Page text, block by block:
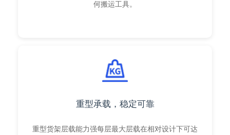
何搬运工具。
重型承载，稳定可靠
重型货架层载能力强每层最大层载在相对设计下可达